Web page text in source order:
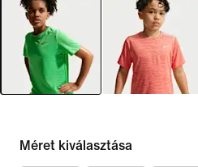
Méret kiválasztása